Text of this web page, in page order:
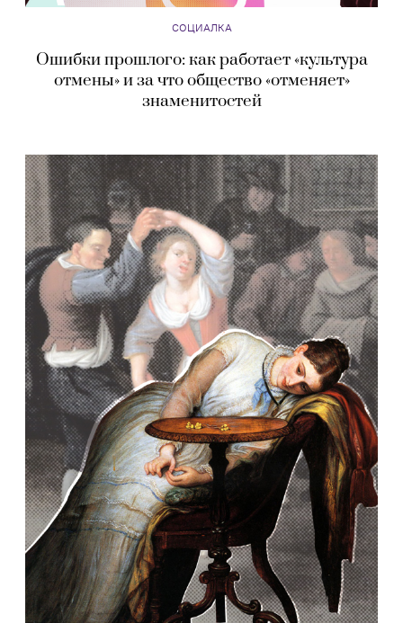
СОЦИАЛКА
Ошибки прошлого: как работает «культура
отмены» и за что общество «отменяет»
знаменитостей